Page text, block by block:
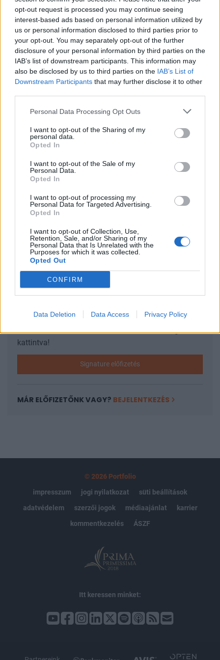
opt-out request is processed you may continue seeing
interest-based ads based on personal information utilized by
us or personal information disclosed to third parties prior to
your opt-out. You may separately opt-out of the further
disclosure of your personal information by third parties on the
IAB’s list of downstream participants. This information may
also be disclosed by us to third parties on the IAB’s List of
Downstream Participants that may further disclose it to other
Personal Data Processing Opt Outs
I want to opt-out of the Sharing of my
personal data.
Opted In
I want to opt-out of the Sale of my
Personal Data.
Opted In
I want to opt-out of processing my
Personal Data for Targeted Advertising.
Opted In
I want to opt-out of Collection, Use,
Retention, Sale, and/or Sharing of my
Personal Data that Is Unrelated with the
Purposes for which it was collected.
Opted Out
CONFIRM
Data Deletion Data Access Privacy Policy
üvegplafonba. És ma este, ma este oly
közel vagyunk ahhoz, hogy egyszer és
mindenkorra áttörjük
mondta Hillary Clintonvolt külügyminiszter, a
demokraták 2016-os elnökjelöltje a párt
És tudják mit? Az üvegplafon másik
oldalán Kamala Harris áll, aki felemeli a
kezét, és leteszi a hivatali esküt mint az
Egyesült Államok 47. elnöke.
SIGNATURE PRO-VAL EZT A CIKKET IS EL
TUDNÁD OLVASNI!
Ez a cikk folytatódik, de csak Portfolio Signature
előfizetéssel olvasható tovább.A Signature PRO
szolgáltatás havi díja
évre is megvásárolható, amelynek díja29 845forint,
cserébe 12 havi szolgáltatást kapnak olvasóink.
kattintva!
Signature előfizetés
MÁR ELŐFIZETŐNK VAGY? BEJELENTKEZÉS
© 2026 Portfolio
impresszum
jogi nyilatkozat
süti beállítások
adatvédelem
szerzői jogok médiaajánlat
karrier
kommentkezelés
ÁSZF
Itt keressen minket: